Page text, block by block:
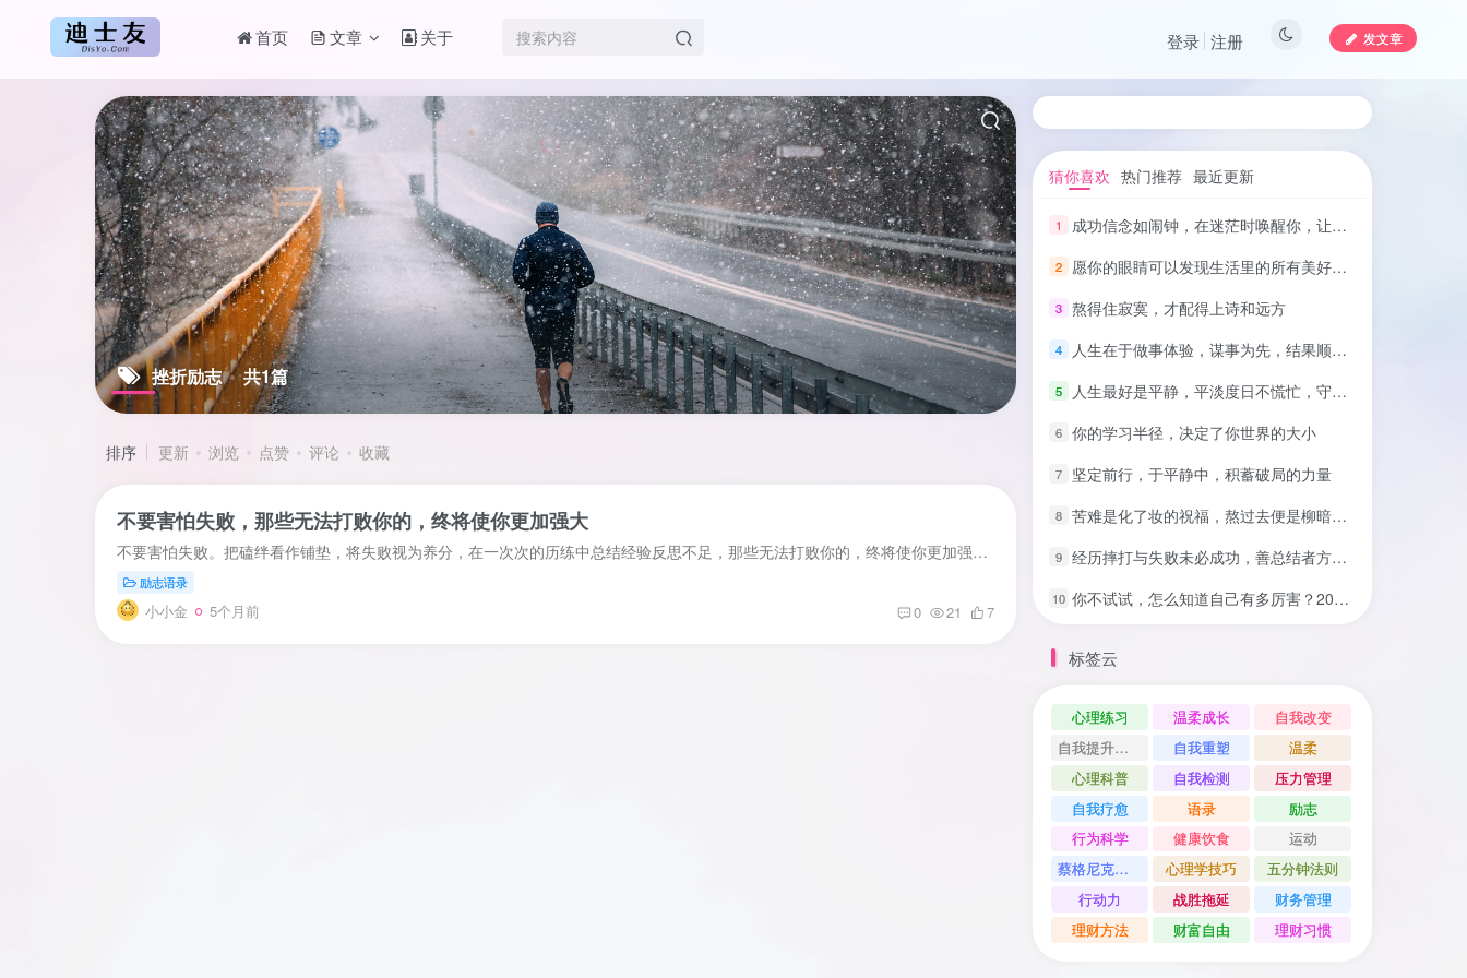
首页 文章 关于 发文章
登录 注册
挫折励志 共1篇
排序 更新 浏览 点赞 评论 收藏
不要害怕失败，那些无法打败你的，终将使你更加强大
不要害怕失败。把磕绊看作铺垫，将失败视为养分，在一次次的历练中总结经验反思不足，那些无法打败你的，终将使你更加强大。
励志语录
小小金 5个月前 0 21 7
猜你喜欢 热门推荐 最近更新
1 成功信念如闹钟，在迷茫时唤醒你，让你坚持做对的事
2 愿你的眼睛可以发现生活里的所有美好，希望你的生活充满希望
3 熬得住寂寞，才配得上诗和远方
4 人生在于做事体验，谋事为先，结果顺其自然就好
5 人生最好是平静，平淡度日不慌忙，守静心享清欢
6 你的学习半径，决定了你世界的大小
7 坚定前行，于平静中，积蓄破局的力量
8 苦难是化了妆的祝福，熬过去便是柳暗花明
9 经历摔打与失败未必成功，善总结者方能登上成功阶梯
10 你不试试，怎么知道自己有多厉害？20条语录让你突破自我设限💪
标签云
心理练习 温柔成长
自我改变
自我提升方法
自我重塑
温柔
心理科普
自我检测
压力管理
自我疗愈
语录
励志
行为科学
健康饮食
运动
蔡格尼克效应
心理学技巧
五分钟法则
行动力
战胜拖延
财务管理
理财方法
财富自由 理财习惯